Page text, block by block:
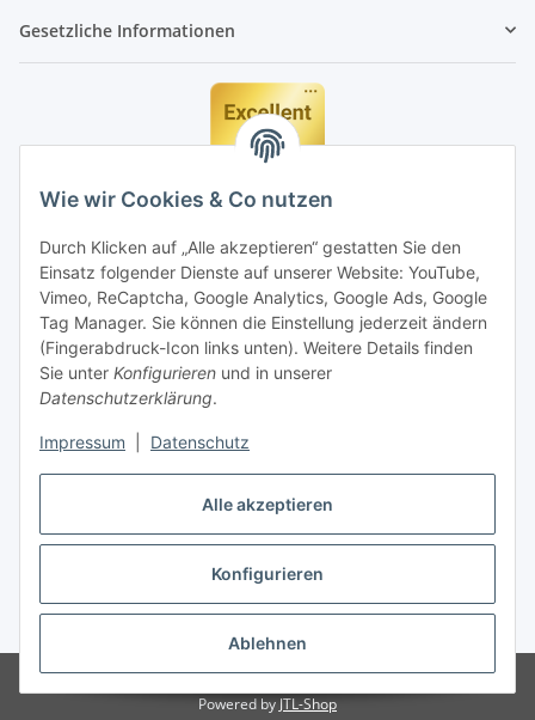
Alle akzeptieren
Konfigurieren
Ablehnen
Wie wir Cookies & Co nutzen
Durch Klicken auf „Alle akzeptieren“ gestatten Sie den
Einsatz folgender Dienste auf unserer Website: YouTube,
Vimeo, ReCaptcha, Google Analytics, Google Ads, Google
Tag Manager. Sie können die Einstellung jederzeit ändern
(Fingerabdruck-Icon links unten). Weitere Details finden
Sie unter Konfigurieren und in unserer
Datenschutzerklärung.
Impressum Datenschutz
Gesetzliche Informationen
* Alle Preise inkl. gesetzlicher MwSt., zzgl.
Powered by JTL-Shop